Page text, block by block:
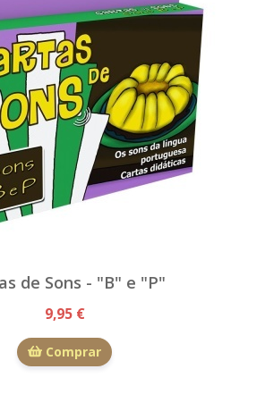
de Sons - "B" e "P"
9,95 €
Comprar